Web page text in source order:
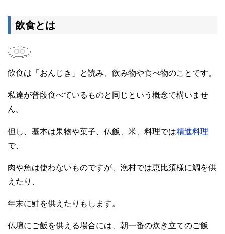
飲食とは
飲食は「おんじき」と読み、飲み物や食べ物のことです。
私達が普段食べているものと同じという概念で構いませ
ん。
但し、基本は果物や菓子、仏飯、米、料理では精進料理
で、
肉や魚は使わないものですが、漁村では恵比須様に鯛を供
えたり、
年末に鮭を供えたりもします。
仏壇にご飯を供える場合には、朝一番の炊き立てのご飯